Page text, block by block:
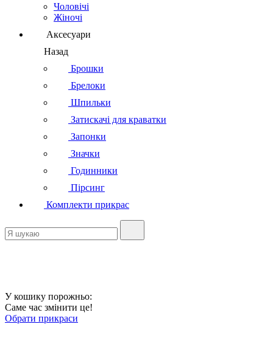
Чоловічі
Жіночі
Аксесуари
Назад
Брошки
Брелоки
Шпильки
Затискачі для краватки
Запонки
Значки
Годинники
Пірсинг
Комплекти прикрас
У кошику порожньо:
Саме час змінити це!
Обрати прикраси